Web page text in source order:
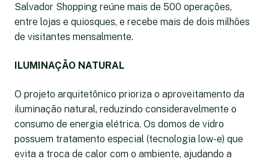
Salvador Shopping reúne mais de 500 operações,
entre lojas e quiosques, e recebe mais de dois milhões
de visitantes mensalmente.
ILUMINAÇÃO NATURAL
O projeto arquitetônico prioriza o aproveitamento da
iluminação natural, reduzindo consideravelmente o
consumo de energia elétrica. Os domos de vidro
possuem tratamento especial (tecnologia low-e) que
evita a troca de calor com o ambiente, ajudando a